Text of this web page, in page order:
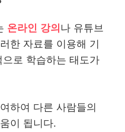
온라인 강의 나 유튜브
한 자료를 이용해 기
로 학습하는 태도가
하여 다른 사람들의
이 됩니다.